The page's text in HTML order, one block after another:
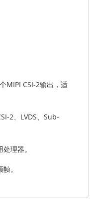
MIPI CSI-2输出，适
2、LVDS、Sub-
理器。
。